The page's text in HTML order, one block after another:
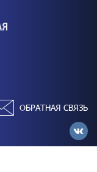
ОБРАТНАЯ СВЯЗЬ